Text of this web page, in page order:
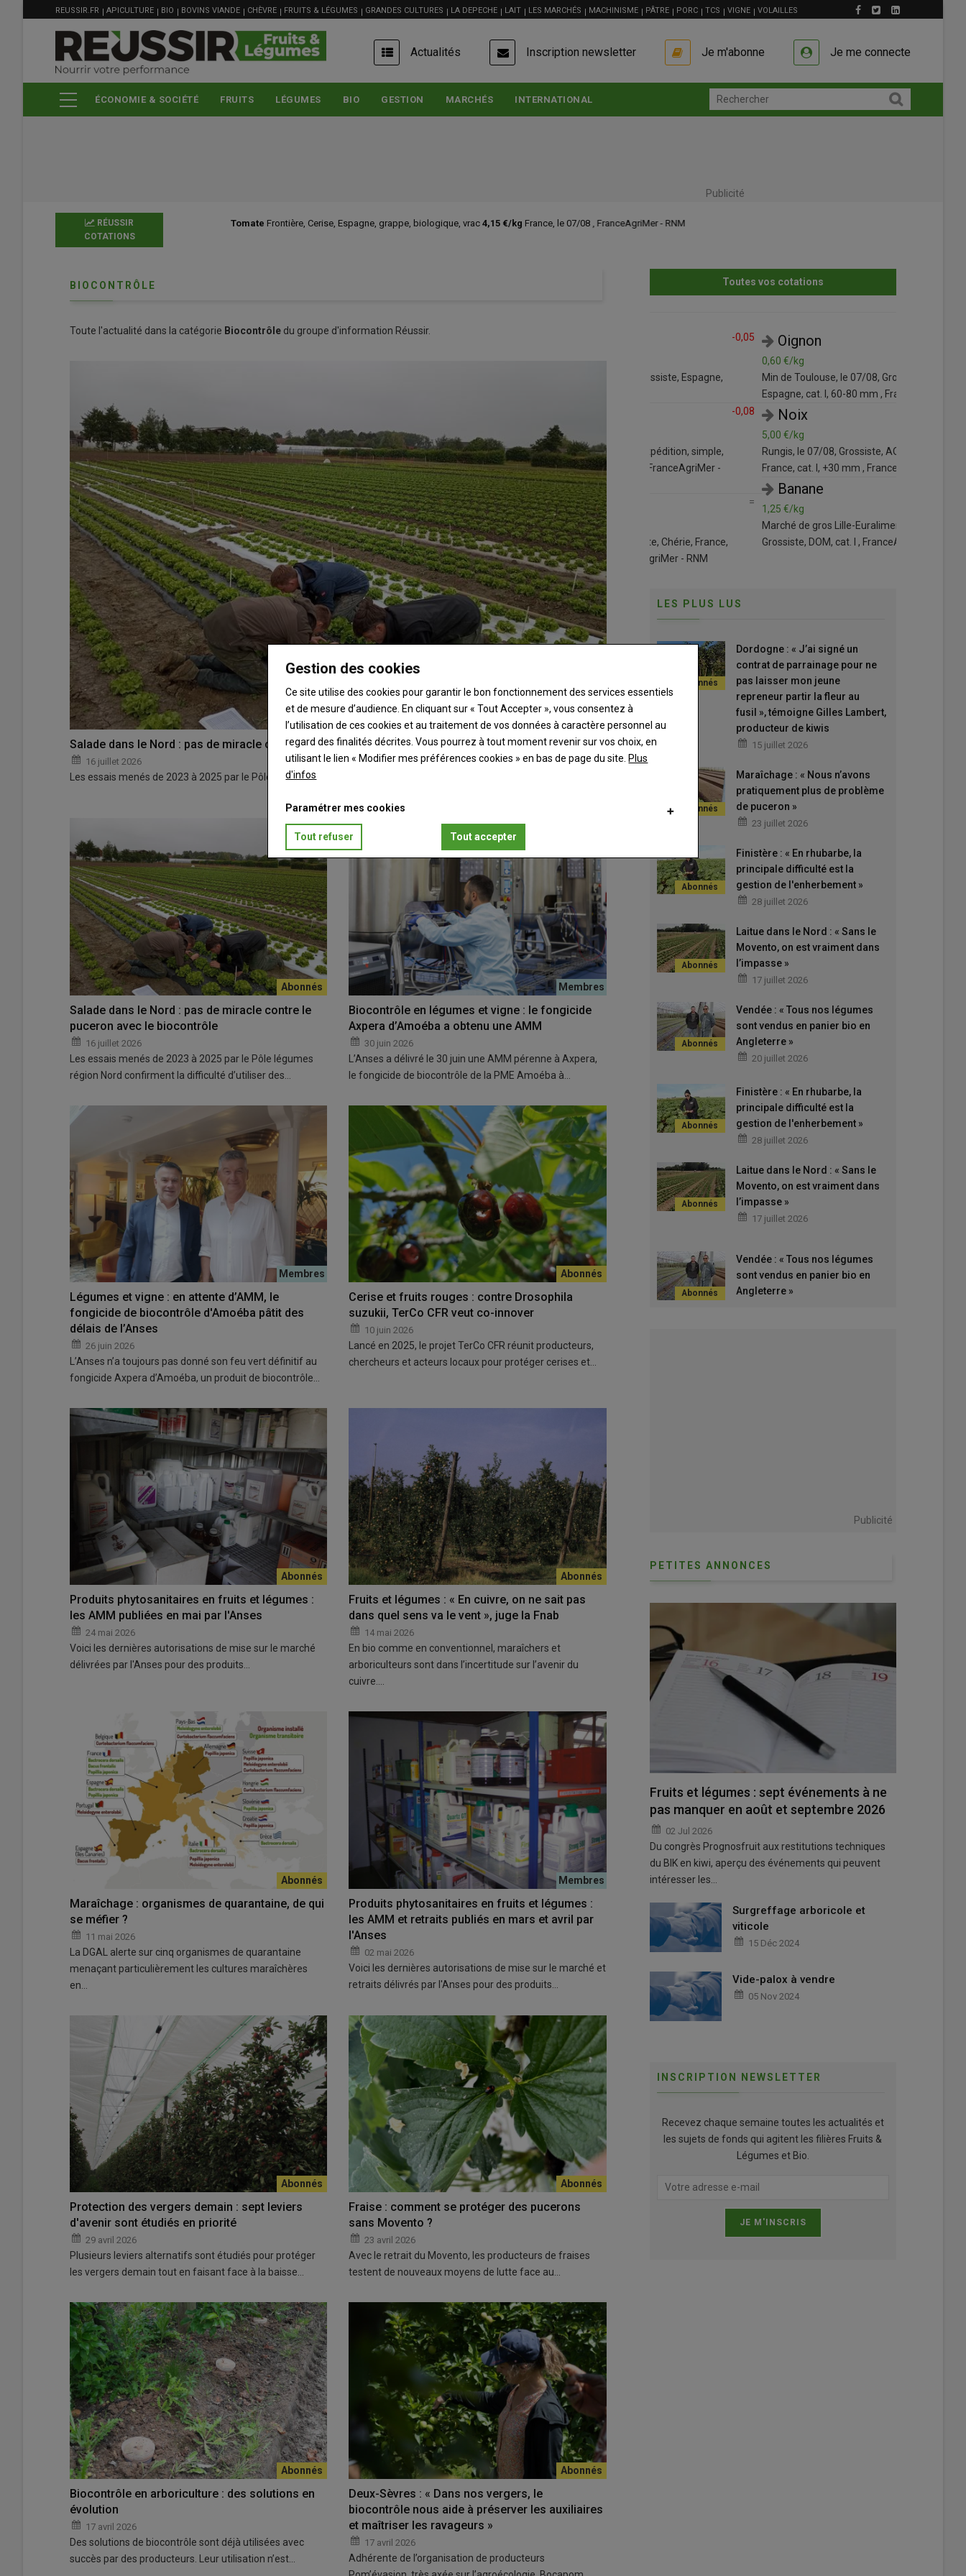
MENU
FILIÈRE
REUSSIR.FR APICULTURE BIO BOVINS VIANDE CHÈVRE FRUITS & LÉGUMES GRANDES CULTURES LA DEPECHE LAIT LES MARCHÉS MACHINISME PÂTRE PORC TCS VIGNE VOLAILLES
USER
ACCOUNT
MENU
Actualités Inscription newsletter Je m'abonne Je me connecte
ÉCONOMIE & SOCIÉTÉ FRUITS LÉGUMES BIO GESTION MARCHÉS INTERNATIONAL
Publicité
RÉUSSIR
COTATIONS
Frontière, Cerise, Espagne, grappe, biologique, vrac4,15 €/kgFrance, le 07/08 , FranceAgriMer - RNM
BIOCONTRÔLE
Toute l'actualité dans la catégorie Biocontrôle du groupe d'information Réussir.
Salade dans le Nord : pas de miracle contre le puceron avec le biocontrôle
16 juillet 2026
Les essais menés de 2023 à 2025 par le Pôle légumes région Nord confirment la difficulté d’utiliser des…
Salade dans le Nord : pas de miracle contre le
puceron avec le biocontrôle
16 juillet 2026
Les essais menés de 2023 à 2025 par le Pôle légumes
région Nord confirment la difficulté d’utiliser des…
Biocontrôle en légumes et vigne : le fongicide
Axpera d’Amoéba a obtenu une AMM
30 juin 2026
L’Anses a délivré le 30 juin une AMM pérenne à Axpera,
le fongicide de biocontrôle de la PME Amoéba à…
Légumes et vigne : en attente d’AMM, le
fongicide de biocontrôle d'Amoéba pâtit des
délais de l’Anses
26 juin 2026
L’Anses n’a toujours pas donné son feu vert définitif au
fongicide Axpera d’Amoéba, un produit de biocontrôle…
Cerise et fruits rouges : contre Drosophila
suzukii, TerCo CFR veut co-innover
10 juin 2026
Lancé en 2025, le projet TerCo CFR réunit producteurs,
chercheurs et acteurs locaux pour protéger cerises et…
Produits phytosanitaires en fruits et légumes :
les AMM publiées en mai par l'Anses
24 mai 2026
Voici les dernières autorisations de mise sur le marché
délivrées par l'Anses pour des produits…
Fruits et légumes : « En cuivre, on ne sait pas
dans quel sens va le vent », juge la Fnab
14 mai 2026
En bio comme en conventionnel, maraîchers et
arboriculteurs sont dans l’incertitude sur l’avenir du
cuivre.…
Maraîchage : organismes de quarantaine, de qui
se méfier ?
11 mai 2026
La DGAL alerte sur cinq organismes de quarantaine
menaçant particulièrement les cultures maraîchères
en…
Produits phytosanitaires en fruits et légumes :
les AMM et retraits publiés en mars et avril par
l'Anses
02 mai 2026
Voici les dernières autorisations de mise sur le marché et
retraits délivrés par l'Anses pour des produits…
Protection des vergers demain : sept leviers
d'avenir sont étudiés en priorité
29 avril 2026
Plusieurs leviers alternatifs sont étudiés pour protéger
les vergers demain tout en faisant face à la baisse…
Fraise : comment se protéger des pucerons
sans Movento ?
23 avril 2026
Avec le retrait du Movento, les producteurs de fraises
testent de nouveaux moyens de lutte face au…
Biocontrôle en arboriculture : des solutions en
évolution
17 avril 2026
Des solutions de biocontrôle sont déjà utilisées avec
succès par des producteurs. Leur utilisation n’est…
Deux-Sèvres : « Dans nos vergers, le
biocontrôle nous aide à préserver les auxiliaires
et maîtriser les ravageurs »
17 avril 2026
Adhérente de l’organisation de producteurs
Toutes vos cotations
Oignon =
5,00 €/kg
Rungis, le 07/08, Grossiste, AOP Grenoble, sèche,
France, cat. I, +30 mm , FranceAgriMer - RNM
Banane
1,25 €/kg
Marché de gros Lille-Euralimentaire, le 05/08,
Grossiste, DOM, cat. I , FranceAgriMer - RNM
=
1,00 €/kg
Bassin Roussillon, le 07/08, Expédition, simple,
Roussillon, biologique, botte , FranceAgriMer -
RNM
Pomme de terre
1,50 €/kg
Min de Lyon, le 07/08, Grossiste, Chérie, France,
cat. I, carton 12,5 kg , FranceAgriMer - RNM
Min de Toulouse, le 07/08, Grossiste, jaune,
Espagne, cat. I, 60-80 mm , FranceAgriMer - RNM
Rungis, le 07/08, Grossiste, AOP Grenoble, sèche,
France, cat. I, +30 mm , FranceAgriMer - RNM
Marché de gros Lille-Euralimentaire, le 05/08,
Grossiste, DOM, cat. I , FranceAgriMer - RNM
LES PLUS LUS
Dordogne : « J’ai signé un
contrat de parrainage pour ne
pas laisser mon jeune
repreneur partir la fleur au
fusil », témoigne Gilles Lambert,
producteur de kiwis
15 juillet 2026
Maraîchage : « Nous n’avons
pratiquement plus de problème
de puceron »
23 juillet 2026
Finistère : « En rhubarbe, la
principale difficulté est la
gestion de l'enherbement »
28 juillet 2026
Laitue dans le Nord : « Sans le
Movento, on est vraiment dans
l’impasse »
17 juillet 2026
Vendée : « Tous nos légumes
sont vendus en panier bio en
Angleterre »
20 juillet 2026
Finistère : « En rhubarbe, la
principale difficulté est la
gestion de l'enherbement »
28 juillet 2026
Laitue dans le Nord : « Sans le
Movento, on est vraiment dans
l’impasse »
17 juillet 2026
Vendée : « Tous nos légumes
sont vendus en panier bio en
Angleterre »
Publicité
PETITES ANNONCES
Fruits et légumes : sept événements à ne
pas manquer en août et septembre 2026
02 Jul 2026
Du congrès Prognosfruit aux restitutions techniques
du BIK en kiwi, aperçu des événements qui peuvent
intéresser les…
Surgreffage arboricole et
viticole
15 Déc 2024
Vide-palox à vendre
05 Nov 2024
INSCRIPTION NEWSLETTER
Recevez chaque semaine toutes les actualités et
les sujets de fonds qui agitent les filières Fruits &
Légumes et Bio.
Gestion des cookies
Ce site utilise des cookies pour garantir le bon fonctionnement des services essentiels
et de mesure d’audience. En cliquant sur « Tout Accepter », vous consentez à
l’utilisation de ces cookies et au traitement de vos données à caractère personnel au
regard des finalités décrites. Vous pourrez à tout moment revenir sur vos choix, en
utilisant le lien « Modifier mes préférences cookies » en bas de page du site. Plus
d'infos
Paramétrer mes cookies
Tout refuser Tout accepter